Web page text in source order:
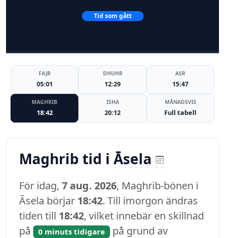
Tid som gått
FAJR
05:01
DHUHR
12:29
ASR
15:47
MAGHRIB
18:42
ISHA
20:12
MÅNADSVIS
Full tabell
Maghrib tid i Āsela
För idag, 7 aug. 2026, Maghrib-bönen i
Āsela börjar 18:42. Till imorgon ändras
tiden till 18:42, vilket innebär en skillnad
på
0 minuts tidigare på grund av